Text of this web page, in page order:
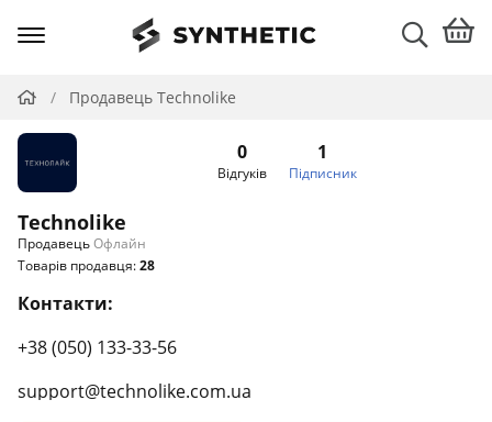
Продавець Technolike
Technolike
ПродавецьОфлайн
Товарів продавця:28
0
Відгуків
1
Підписник
Контакти:
+38 (050) 133-33-56
support@technolike.com.ua